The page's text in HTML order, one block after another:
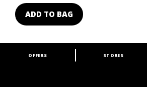
ADD TO BAG
ARE YOU A M·A·C LOVER?
OFFERS STORES